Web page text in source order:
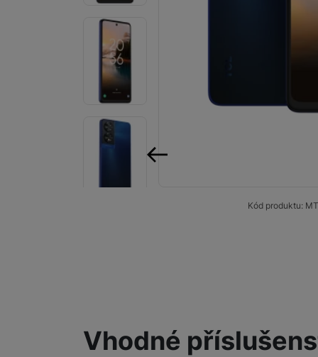
Péče o zdraví a tělo
Příslušenství
Dárkové poukázky iSpace
Vrácené zboží
Kód produktu:
Vhodné